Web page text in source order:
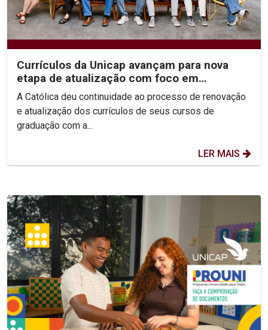
Currículos da Unicap avançam para nova
etapa de atualização com foco em
competências e habilidades
A Católica deu continuidade ao processo de renovação
e atualização dos currículos de seus cursos de
graduação com a...
LER MAIS